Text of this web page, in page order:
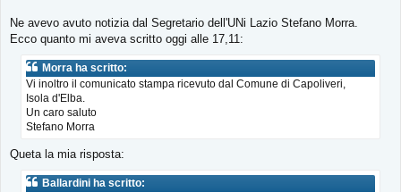
s
a
Ne avevo avuto notizia dal Segretario dell'UNi Lazio Stefano Morra.
Ecco quanto mi aveva scritto oggi alle 17,11:
Morra ha scritto:
Vi inoltro il comunicato stampa ricevuto dal Comune di Capoliveri,
Isola d'Elba.
Un caro saluto
Stefano Morra
Queta la mia risposta:
Ballardini ha scritto: